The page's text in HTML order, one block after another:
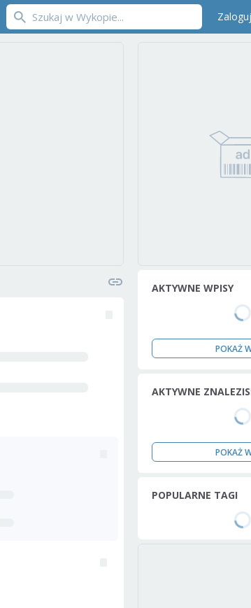
AKTYWNE WPISY
POKAŻ
AKTYWNE
POKAŻ
POPULARNE TAGI